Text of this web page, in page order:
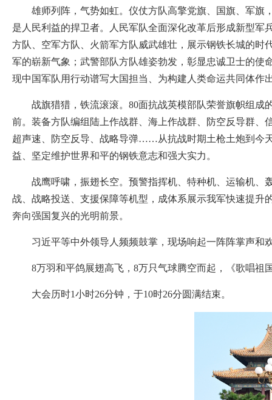
雄师列阵，气势如虹。仪仗方队高擎党旗、国旗、军旗
是人民利益的捍卫者。人民军队全面深化改革后形成新型
方队、空军方队、火箭军方队威武雄壮，展示钢铁长城的
军的崭新气象；武警部队方队雄姿勃发，彰显忠诚卫士的
现中国军队用行动谱写大国担当、为构建人类命运共同体作
战旗猎猎，铁流滚滚。80面抗战英模部队荣誉旗帜组成
前。装备方队编组陆上作战群、海上作战群、防空反导群
超声速、防空反导、战略导弹……从抗战时期土枪土炮到今
益、坚定维护世界和平的钢铁意志和强大实力。
战鹰呼啸，振翅长空。预警指挥机、特种机、运输机、
战、战略投送、支援保障等机型，成体系展示我军快速提升
奔向强国复兴的光明前景。
习近平等中外领导人频频鼓掌，现场响起一阵阵掌声和
8万羽和平鸽展翅高飞，8万只气球腾空而起，《歌唱祖
大会历时1小时26分钟，于10时26分圆满结束。